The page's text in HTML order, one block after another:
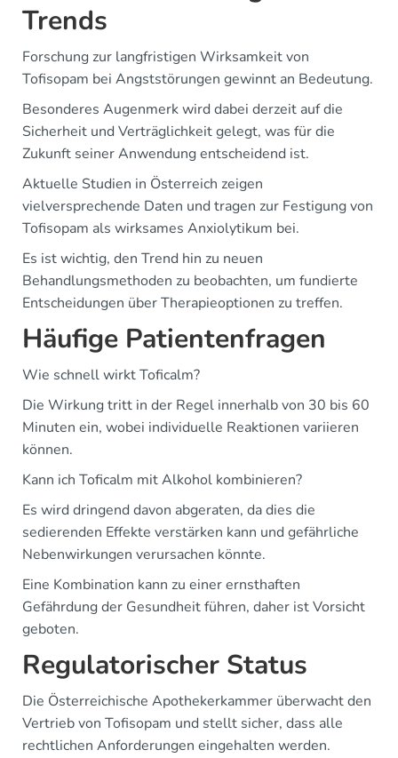
Trends
Forschung zur langfristigen Wirksamkeit von
Tofisopam bei Angststörungen gewinnt an Bedeutung.
Besonderes Augenmerk wird dabei derzeit auf die
Sicherheit und Verträglichkeit gelegt, was für die
Zukunft seiner Anwendung entscheidend ist.
Aktuelle Studien in Österreich zeigen
vielversprechende Daten und tragen zur Festigung von
Tofisopam als wirksames Anxiolytikum bei.
Es ist wichtig, den Trend hin zu neuen
Behandlungsmethoden zu beobachten, um fundierte
Entscheidungen über Therapieoptionen zu treffen.
Häufige Patientenfragen
Wie schnell wirkt Toficalm?
Die Wirkung tritt in der Regel innerhalb von 30 bis 60
Minuten ein, wobei individuelle Reaktionen variieren
können.
Kann ich Toficalm mit Alkohol kombinieren?
Es wird dringend davon abgeraten, da dies die
sedierenden Effekte verstärken kann und gefährliche
Nebenwirkungen verursachen könnte.
Eine Kombination kann zu einer ernsthaften
Gefährdung der Gesundheit führen, daher ist Vorsicht
geboten.
Regulatorischer Status
Die Österreichische Apothekerkammer überwacht den
Vertrieb von Tofisopam und stellt sicher, dass alle
rechtlichen Anforderungen eingehalten werden.